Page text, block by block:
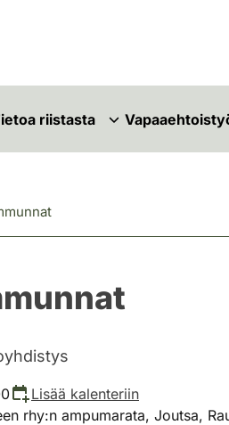
riistasta
Lisää kalenteriin
rhy:n ampumarata, Joutsa,